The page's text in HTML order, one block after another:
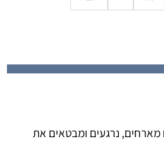
מארחים, נרגעים ומבטאים את